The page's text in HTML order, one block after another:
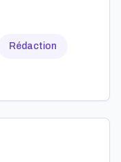
Rédaction